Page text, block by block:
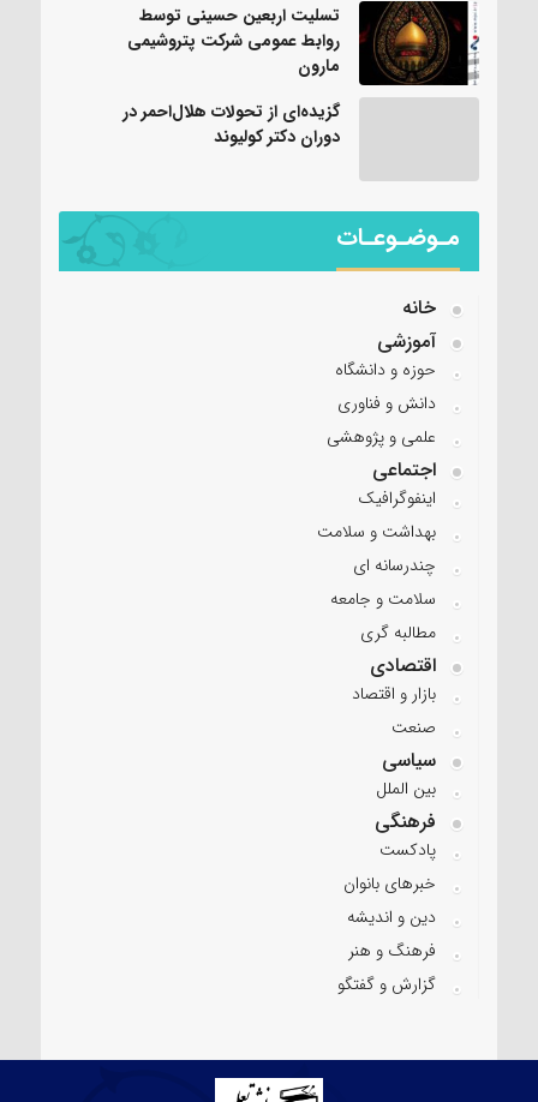
تسلیت اربعین حسینی توسط
روابط عمومی شرکت پتروشیمی
مارون
گزیده‌ای از تحولات هلال‌احمر در
دوران دکتر کولیوند
مـوضـوعـات
خانه
آموزشی
حوزه و دانشگاه
دانش و فناوری
علمی و پژوهشی
اجتماعی
اینفوگرافیک
بهداشت و سلامت
چندرسانه ای
سلامت و جامعه
مطالبه گری
اقتصادی
بازار و اقتصاد
صنعت
سیاسی
بین الملل
فرهنگی
پادکست
خبرهای بانوان
دین و اندیشه
فرهنگ و هنر
گزارش و گفتگو